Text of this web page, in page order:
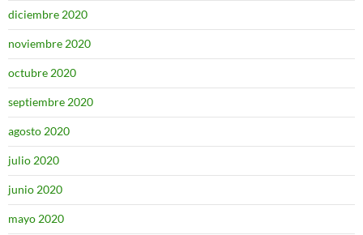
diciembre 2020
noviembre 2020
octubre 2020
septiembre 2020
agosto 2020
julio 2020
junio 2020
mayo 2020